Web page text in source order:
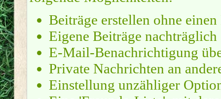
Beiträge erstellen ohne
Eigene Beiträge nachträglich
E-Mail-Benachrichtigung
Private Nachrichten an
Einstellung unzähliger